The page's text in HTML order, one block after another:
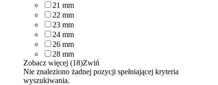
21 mm
22 mm
23 mm
24 mm
26 mm
28 mm
Zobacz więcej (18)Zwiń
Nie znaleziono żadnej pozycji spełniającej kryteria
wyszukiwania.